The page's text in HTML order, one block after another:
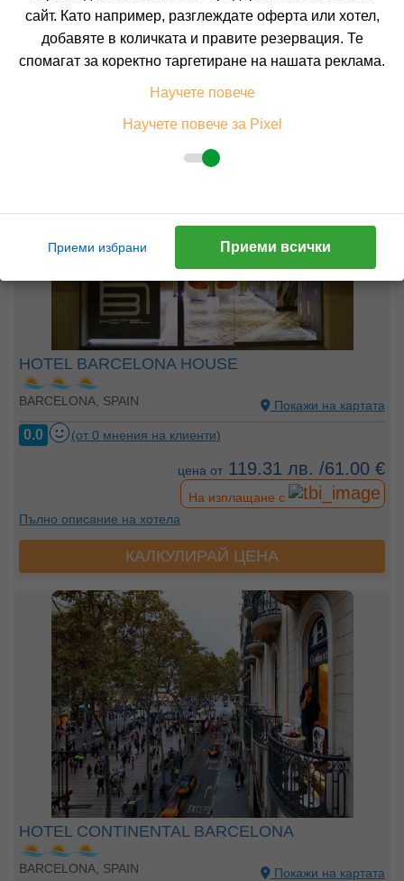
цена от
КАЛКУЛИРАЙ ЦЕНА
HOTEL BARCELONA HOUSE
BARCELONA, SPAIN Покажи на картата
0.0 (от 0 мнения на клиенти)
цена от 119.31 лв. /61.00 €
На изплащане с
Пълно описание на хотела
КАЛКУЛИРАЙ ЦЕНА
HOTEL CONTINENTAL BARCELONA
BARCELONA, SPAIN Покажи на картата
сайт. Като например, разглеждате оферта или хотел,
добавяте в количката и правите резервация. Те
спомагат за коректно таргетиране на нашата реклама.
Научете повече
Научете повече за Pixel
Приеми избрани Приеми всички